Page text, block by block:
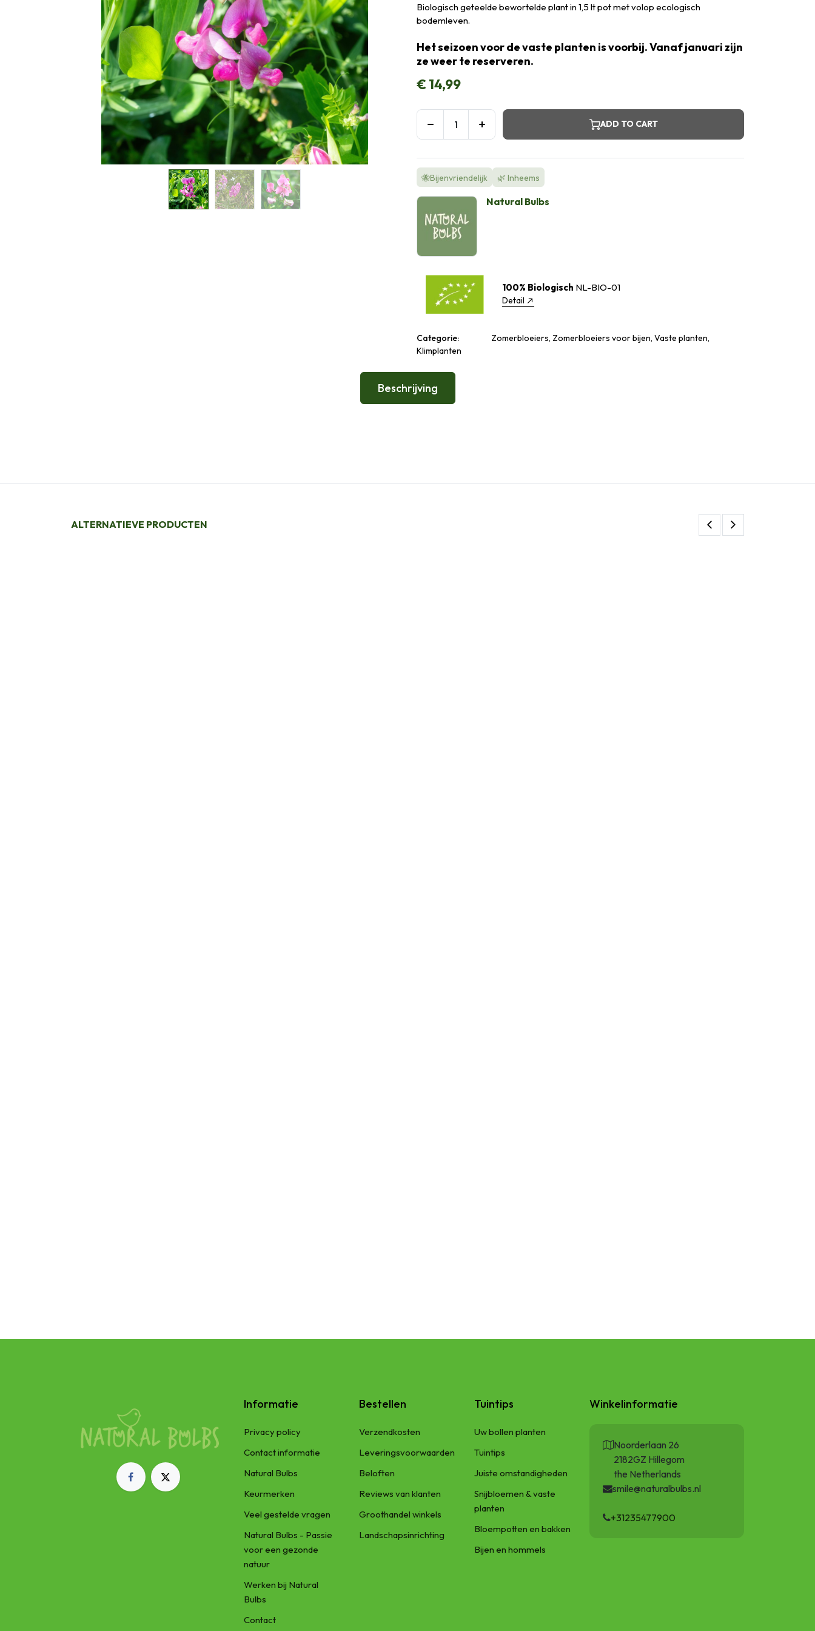
Biologisch geteelde bewortelde plant in 1,5 lt pot met volop ecologisch
bodemleven.
Het seizoen voor de vaste planten is voorbij. Vanaf januari zijn
ze weer te reserveren.
€14,99
ADD TO CART
🐝Bijenvriendelijk 🌿 Inheems
Natural Bulbs
100% Biologisch NL-BIO-01
Detail
Categorie:
Zomerbloeiers, Zomerbloeiers voor bijen, Vaste planten,
Klimplanten
Beschrijving
ALTERNATIEVE PRODUCTEN
Informatie
Privacy policy
Contact informatie
Natural Bulbs
Keurmerken
Veel gestelde vragen
Natural Bulbs - Passie
voor een gezonde
natuur
Werken bij Natural
Bulbs
Contact
Bestellen
Verzendkosten
Leveringsvoorwaarden
Beloften
Reviews van klanten
Groothandel winkels
Landschapsinrichting
Tuintips
Uw bollen planten
Tuintips
Juiste omstandigheden
Snijbloemen & vaste
planten
Bloempotten en bakken
Bijen en hommels
Winkelinformatie
Noorderlaan 26
2182GZ Hillegom
the Netherlands
smile@naturalbulbs.nl
+31235477900